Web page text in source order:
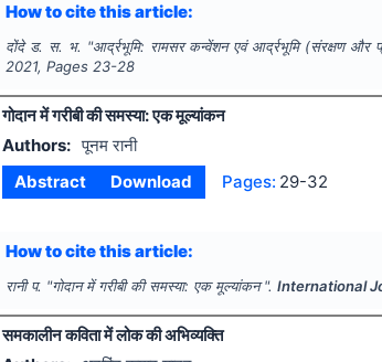
How to cite this article:
दोंदे ड. स. भ. "आर्द्रभूमि: रामसर कन्वेंशन एवं आर्द्रभूमि (संरक्षण और
2021, Pages 23-28
गोदान में गरीबी की समस्या: एक मूल्यांकन
Authors: पूनम रानी
Abstract
Download Pages: 29-32
How to cite this article:
रानी प. "गोदान में गरीबी की समस्या: एक मूल्यांकन ".International
समकालीन कविता में लोक की अभिव्यक्ति